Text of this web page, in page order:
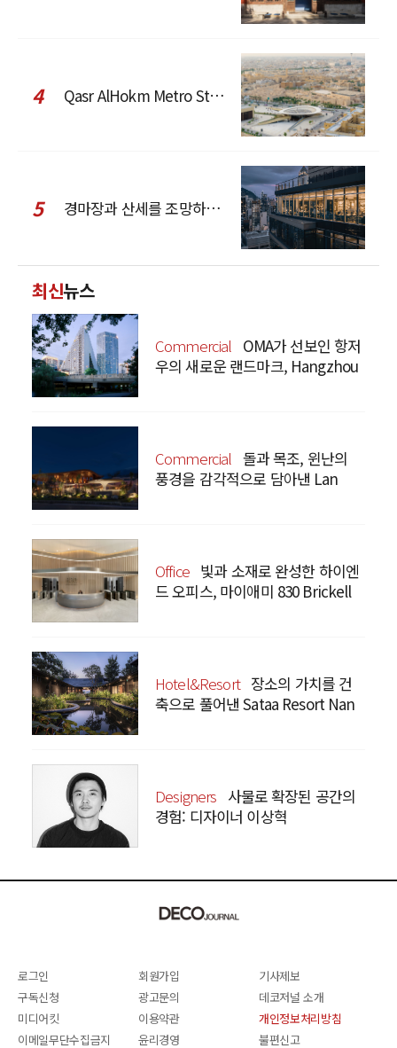
4 Qasr AlHokm Metro Station, 구도심과 현대 공공 인프라의 접점을 제안하다
5 경마장과 산세를 조망하는 CCD Hong Kong Creative Center
최신뉴스
Commercial OMA가 선보인 항저
우의 새로운 랜드마크, Hangzhou
Commercial 돌과 목조, 윈난의
풍경을 감각적으로 담아낸 Lan
Office 빛과 소재로 완성한 하이엔
드 오피스, 마이애미 830 Brickell
Hotel&Resort 장소의 가치를 건
축으로 풀어낸 Sataa Resort Nan
Designers 사물로 확장된 공간의
경험: 디자이너 이상혁
로그인 회원가입
기사제보
구독신청
광고문의
데코저널 소개
미디어킷
이용약관
개인정보처리방침
이메일무단수집금지
윤리경영 불편신고